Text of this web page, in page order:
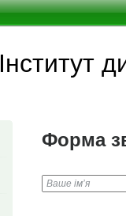
Інститут
Форма